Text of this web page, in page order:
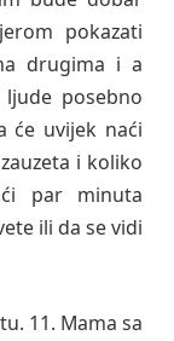
pokazati
drugima i a
posebno
će uvijek naći
i koliko
par minuta
ili da se vidi
11. Mama sa